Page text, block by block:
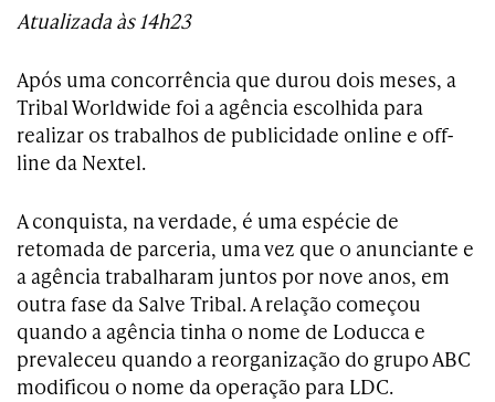
Atualizada às 14h23
Após uma concorrência que durou dois meses, a
Tribal Worldwide foi a agência escolhida para
realizar os trabalhos de publicidade online e off-
line da Nextel.
A conquista, na verdade, é uma espécie de
retomada de parceria, uma vez que o anunciante e
a agência trabalharam juntos por nove anos, em
outra fase da Salve Tribal. A relação começou
quando a agência tinha o nome de Loducca e
prevaleceu quando a reorganização do grupo ABC
modificou o nome da operação para LDC.